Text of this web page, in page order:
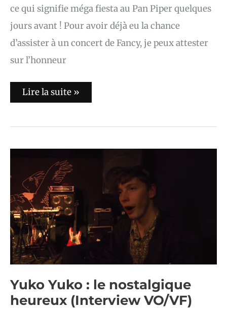
ce qui signifie méga fiesta au Pan Piper quelques
jours avant ! Pour avoir déjà eu la chance
d’assister à un concert de Fancy, je peux attester
sur l’honneur
Lire la suite »
Yuko Yuko : le nostalgique
heureux (Interview VO/VF)
Yuko
le
nostalgique
heureux
(Interview
VO/VF)